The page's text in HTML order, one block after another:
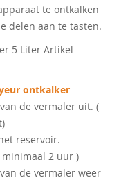
te ontkalken
delen aan te tasten.
5 Liter Artikel
ontkalker
de vermaler uit. (
reservoir.
2 uur )
de vermaler weer